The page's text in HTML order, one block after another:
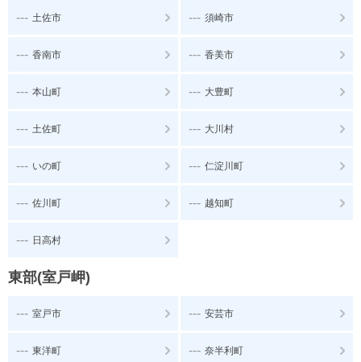
--- 土佐市 --- 須崎市
--- 香南市 --- 香美市
--- 本山町 --- 大豊町
--- 土佐町 --- 大川村
--- いの町 --- 仁淀川町
--- 佐川町 --- 越知町
--- 日高村
東部(室戸岬)
--- 室戸市 --- 安芸市
--- 東洋町 --- 奈半利町